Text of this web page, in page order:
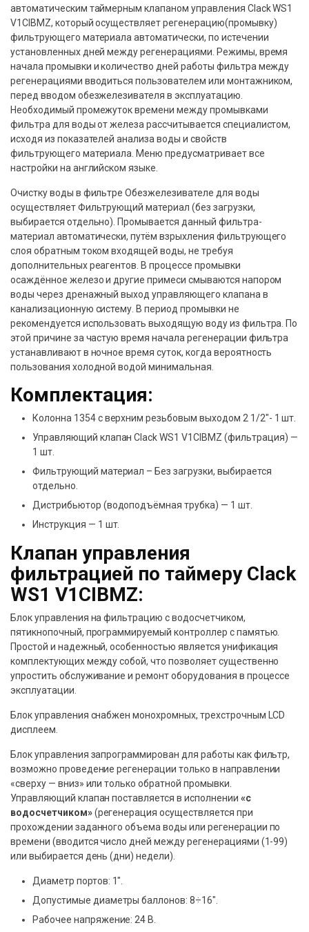
автоматическим таймерным клапаном управления Clack WS1
V1CIBMZ, который осуществляет регенерацию(промывку)
фильтрующего материала автоматически, по истечении
установленных дней между регенерациями. Режимы, время
начала промывки и количество дней работы фильтра между
регенерациями вводиться пользователем или монтажником,
перед вводом обезжелезивателя в эксплуатацию.
Необходимый промежуток времени между промывками
фильтра для воды от железа рассчитывается специалистом,
исходя из показателей анализа воды и свойств
фильтрующего материала. Меню предусматривает все
настройки на английском языке.
Очистку воды в фильтре Обезжелезивателе для воды
осуществляет Фильтрующий материал (без загрузки,
выбирается отдельно). Промывается данный фильтра-
материал автоматически, путём взрыхления фильтрующего
слоя обратным током входящей воды, не требуя
дополнительных реагентов. В процессе промывки
осаждённое железо и другие примеси смываются напором
воды через дренажный выход управляющего клапана в
канализационную систему. В период промывки не
рекомендуется использовать выходящую воду из фильтра. По
этой причине за частую время начала регенерации фильтра
устанавливают в ночное время суток, когда вероятность
пользования холодной водой минимальная.
Комплектация:
Колонна 1354 с верхним резьбовым выходом 2 1/2″- 1 шт.
Управляющий клапан Clack WS1 V1CIBMZ (фильтрация) —
1 шт.
Фильтрующий материал – Без загрузки, выбирается
отдельно.
Дистрибьютор (водоподъёмная трубка) — 1 шт.
Инструкция — 1 шт.
Клапан управления
фильтрацией по таймеру Clack
WS1 V1CIBMZ:
Блок управления на фильтрацию с водосчетчиком,
пятикнопочный, программируемый контроллер с памятью.
Простой и надежный, особенностью является унификация
комплектующих между собой, что позволяет существенно
упростить обслуживание и ремонт оборудования в процессе
эксплуатации.
Блок управления снабжен монохромных, трехстрочным LCD
дисплеем.
Блок управления запрограммирован для работы как фильтр,
возможно проведение регенерации только в направлении
«сверху — вниз» или только обратной промывки.
Управляющий клапан поставляется в исполнении «с
водосчетчиком»(регенерация осуществляется при
прохождении заданного объема воды или регенерации по
времени (вводится число дней между регенерациями (1-99)
или выбирается день (дни) недели).
Диаметр портов: 1″.
Допустимые диаметры баллонов: 8÷16″.
Рабочее напряжение: 24 В.